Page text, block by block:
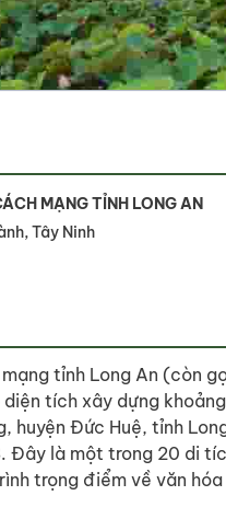
MẠNG TỈNH LONG AN
Tây Ninh
tỉnh Long An (còn
tích xây dựng
huyện Đức Huệ, tỉnh
Đây là một trong 20 di
trọng điểm về văn